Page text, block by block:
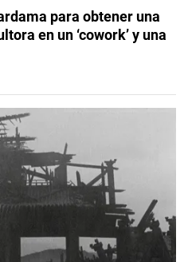
para obtener una
en un ‘cowork’ y una